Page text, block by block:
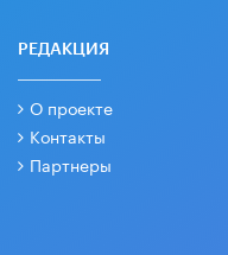
РЕДАКЦИЯ
О проекте
Контакты
Партнеры